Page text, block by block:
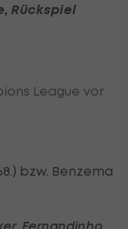
Rückspiel
League vor
bzw. Benzema
Fernandinho,